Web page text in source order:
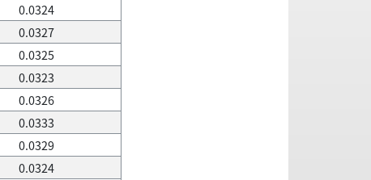
0.0324
0.0327
0.0325
0.0323
0.0326
0.0333
0.0329
0.0324